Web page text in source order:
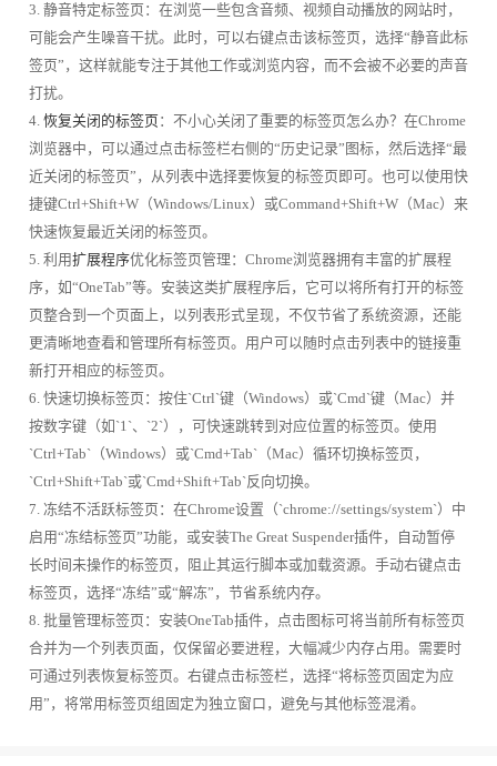
3. 静音特定标签页：在浏览一些包含音频、视频自动播放的网站时，
可能会产生噪音干扰。此时，可以右键点击该标签页，选择“静音此标
签页”，这样就能专注于其他工作或浏览内容，而不会被不必要的声音
打扰。
4. 恢复关闭的标签页：不小心关闭了重要的标签页怎么办？在Chrome
浏览器中，可以通过点击标签栏右侧的“历史记录”图标，然后选择“最
近关闭的标签页”，从列表中选择要恢复的标签页即可。也可以使用快
捷键Ctrl+Shift+W（Windows/Linux）或Command+Shift+W（Mac）来
快速恢复最近关闭的标签页。
5. 利用扩展程序优化标签页管理：Chrome浏览器拥有丰富的扩展程
序，如“OneTab”等。安装这类扩展程序后，它可以将所有打开的标签
页整合到一个页面上，以列表形式呈现，不仅节省了系统资源，还能
更清晰地查看和管理所有标签页。用户可以随时点击列表中的链接重
新打开相应的标签页。
6. 快速切换标签页：按住`Ctrl`键（Windows）或`Cmd`键（Mac）并
按数字键（如`1`、`2`），可快速跳转到对应位置的标签页。使用
`Ctrl+Tab`（Windows）或`Cmd+Tab`（Mac）循环切换标签页，
`Ctrl+Shift+Tab`或`Cmd+Shift+Tab`反向切换。
7. 冻结不活跃标签页：在Chrome设置（`chrome://settings/system`）中
启用“冻结标签页”功能，或安装The Great Suspender插件，自动暂停
长时间未操作的标签页，阻止其运行脚本或加载资源。手动右键点击
标签页，选择“冻结”或“解冻”，节省系统内存。
8. 批量管理标签页：安装OneTab插件，点击图标可将当前所有标签页
合并为一个列表页面，仅保留必要进程，大幅减少内存占用。需要时
可通过列表恢复标签页。右键点击标签栏，选择“将标签页固定为应
用”，将常用标签页组固定为独立窗口，避免与其他标签混淆。